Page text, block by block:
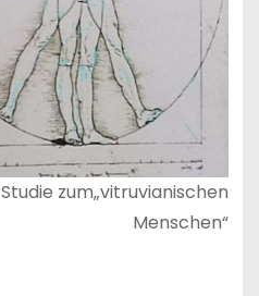
Studie zum„vitruvianischen
Menschen“